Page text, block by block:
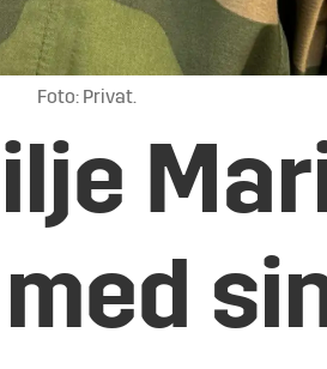
Foto: Privat.